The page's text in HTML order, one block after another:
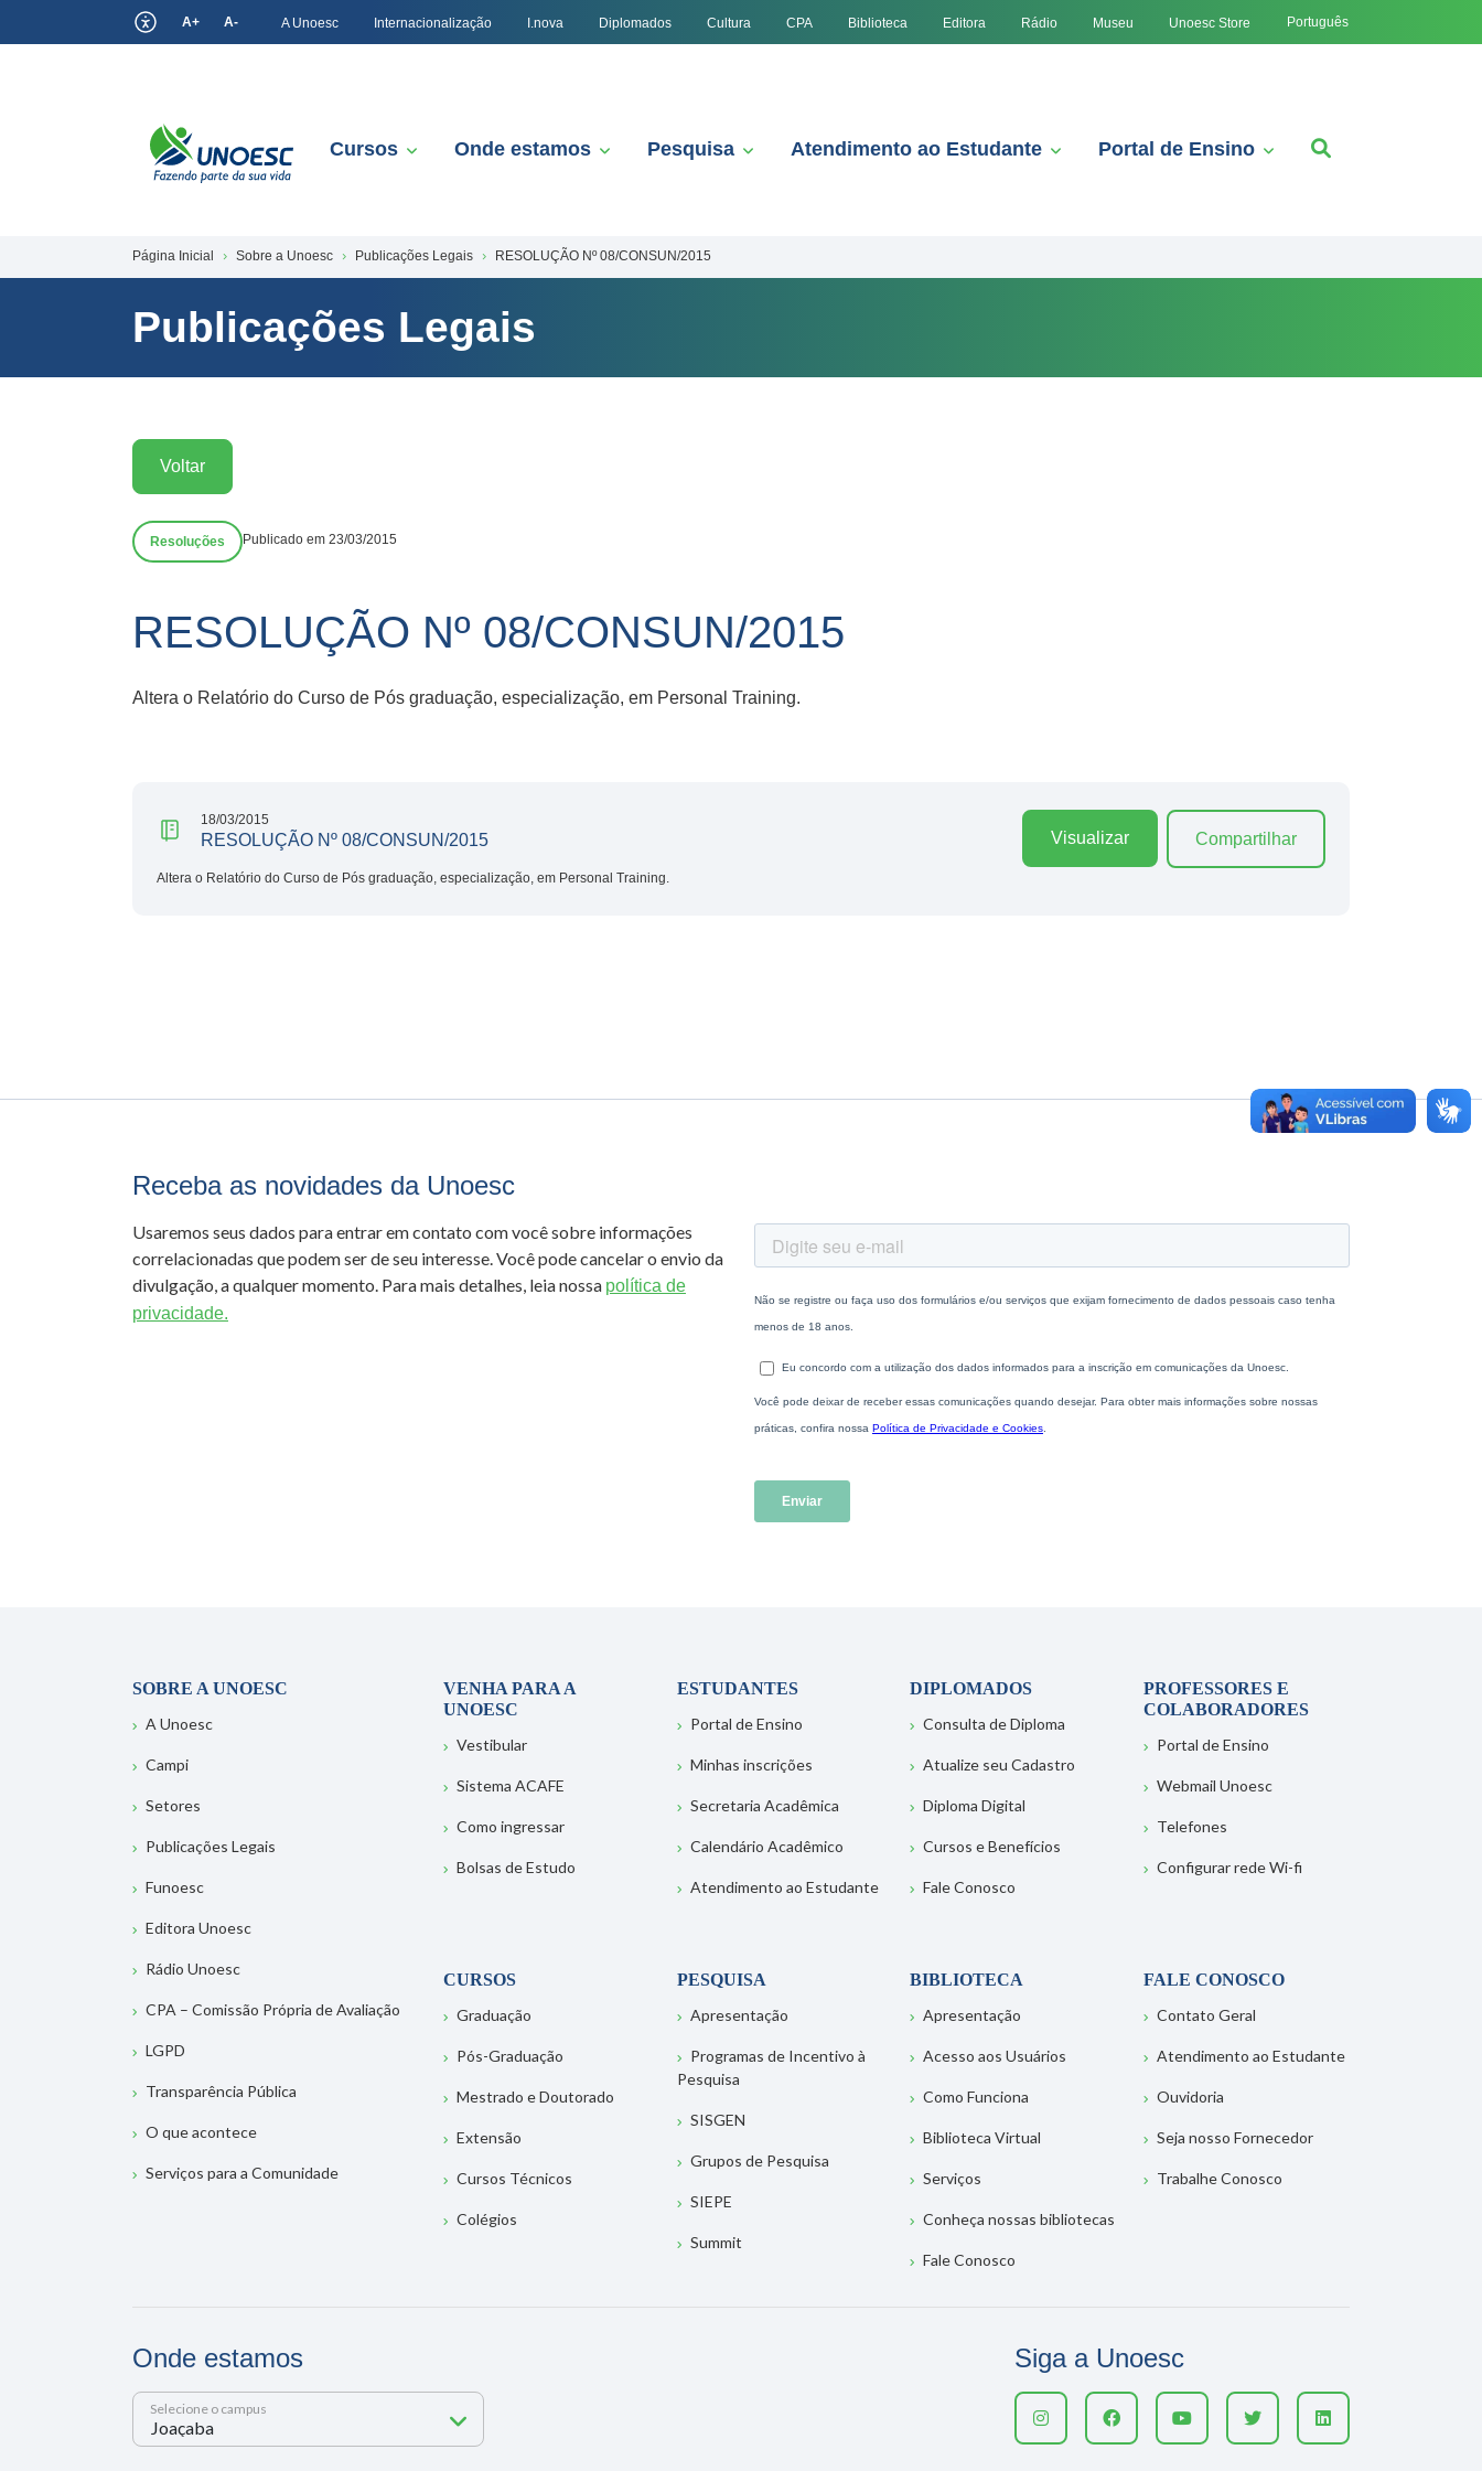
A+ A- A Unoesc Internacionalização I.nova Diplomados Cultura CPA Biblioteca Editora Rádio Museu Unoesc Store Português
Cursos Onde estamos Pesquisa Atendimento ao Estudante Portal de Ensino
Página Inicial Sobre a Unoesc Publicações Legais RESOLUÇÃO Nº 08/CONSUN/2015
Publicações Legais
Voltar
Resoluções Publicado em 23/03/2015
RESOLUÇÃO Nº 08/CONSUN/2015
Altera o Relatório do Curso de Pós graduação, especialização, em Personal Training.
18/03/2015
RESOLUÇÃO Nº 08/CONSUN/2015
Altera o Relatório do Curso de Pós graduação, especialização, em Personal Training.
Visualizar Compartilhar
Receba as novidades da Unoesc
Usaremos seus dados para entrar em contato com você sobre informações
correlacionadas que podem ser de seu interesse. Você pode cancelar o envio da
divulgação, a qualquer momento. Para mais detalhes, leia nossa política de
privacidade.
SOBRE A UNOESC
A Unoesc
Campi
Setores
Publicações Legais
Funoesc
Editora Unoesc
Rádio Unoesc
CPA – Comissão Própria de Avaliação
LGPD
Transparência Pública
O que acontece
Serviços para a Comunidade
VENHA PARA A
UNOESC
Vestibular
Sistema ACAFE
Como ingressar
Bolsas de Estudo
ESTUDANTES
Portal de Ensino
Minhas inscrições
Secretaria Acadêmica
Calendário Acadêmico
Atendimento ao Estudante
DIPLOMADOS
Consulta de Diploma
Atualize seu Cadastro
Diploma Digital
Cursos e Benefícios
Fale Conosco
PROFESSORES E
COLABORADORES
Portal de Ensino
Webmail Unoesc
Telefones
Configurar rede Wi-fi
CURSOS
Graduação
Pós-Graduação
Mestrado e Doutorado
Extensão
Cursos Técnicos
Colégios
PESQUISA
Apresentação
Programas de Incentivo à
Pesquisa
SISGEN
Grupos de Pesquisa
SIEPE
Summit
BIBLIOTECA
Apresentação
Acesso aos Usuários
Como Funciona
Biblioteca Virtual
Serviços
Conheça nossas bibliotecas
Fale Conosco
FALE CONOSCO
Contato Geral
Atendimento ao Estudante
Ouvidoria
Seja nosso Fornecedor
Trabalhe Conosco
Onde estamos
Selecione o campus
Siga a Unoesc